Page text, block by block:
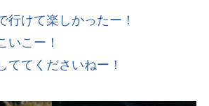
行けて楽しかったー！
いこー！
ててくださいねー！